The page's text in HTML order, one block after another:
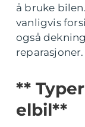
å bruke
vanligvis
også
reparasjoner.
**
elbil**